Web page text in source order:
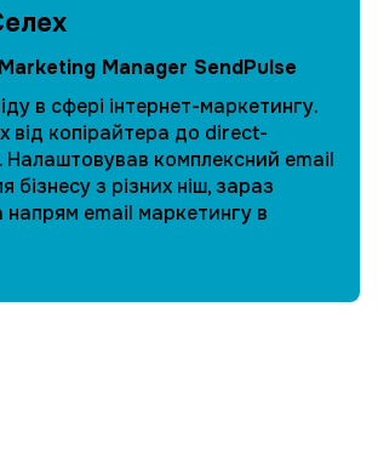
Manager SendPulse
в сфері інтернет-маркетингу.
від копірайтера до direct-
Налаштовував комплексний email
бізнесу з різних ніш, зараз
напрям email маркетингу в